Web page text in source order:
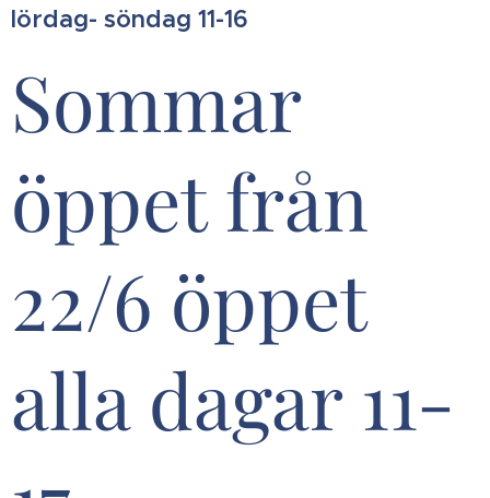
lördag- söndag 11-16
Sommar
öppet från
22/6 öppet
alla dagar 11-